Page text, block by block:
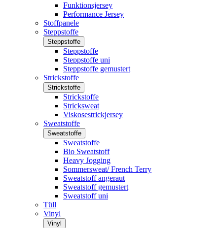
Funktionsjersey
Performance Jersey
Stoffpanele
Steppstoffe
Steppstoffe
Steppstoffe
Steppstoffe uni
Steppstoffe gemustert
Strickstoffe
Strickstoffe
Strickstoffe
Stricksweat
Viskosestrickjersey
Sweatstoffe
Sweatstoffe
Sweatstoffe
Bio Sweatstoff
Heavy Jogging
Sommersweat/ French Terry
Sweatstoff angeraut
Sweatstoff gemustert
Sweatstoff uni
Tüll
Vinyl
Vinyl